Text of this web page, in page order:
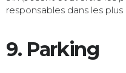
responsables dans les plus
9. Parking